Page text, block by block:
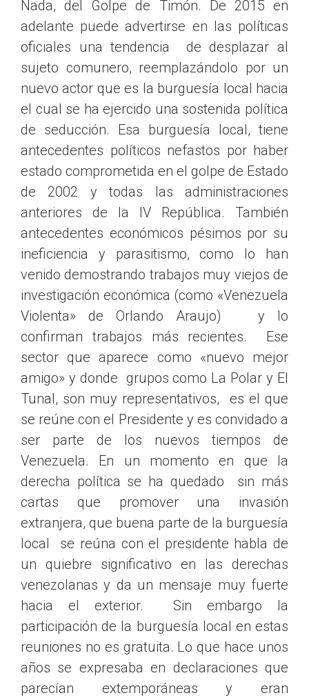
Nada, del Golpe de Timón. De 2015 en
adelante puede advertirse en las políticas
oficiales una tendencia de desplazar al
sujeto comunero, reemplazándolo por un
nuevo actor que es la burguesía local hacia
el cual se ha ejercido una sostenida política
de seducción. Esa burguesía local, tiene
antecedentes políticos nefastos por haber
estado comprometida en el golpe de Estado
de 2002 y todas las administraciones
anteriores de la IV República. También
antecedentes económicos pésimos por su
ineficiencia y parasitismo, como lo han
venido demostrando trabajos muy viejos de
investigación económica (como «Venezuela
Violenta» de Orlando Araujo) y lo
confirman trabajos más recientes. Ese
sector que aparece como «nuevo mejor
amigo» y donde grupos como La Polar y El
Tunal, son muy representativos, es el que
se reúne con el Presidente y es convidado a
ser parte de los nuevos tiempos de
Venezuela. En un momento en que la
derecha política se ha quedado sin más
cartas que promover una invasión
extranjera, que buena parte de la burguesía
local se reúna con el presidente habla de
un quiebre significativo en las derechas
venezolanas y da un mensaje muy fuerte
hacia el exterior. Sin embargo la
participación de la burguesía local en estas
reuniones no es gratuita. Lo que hace unos
años se expresaba en declaraciones que
parecían extemporáneas y eran